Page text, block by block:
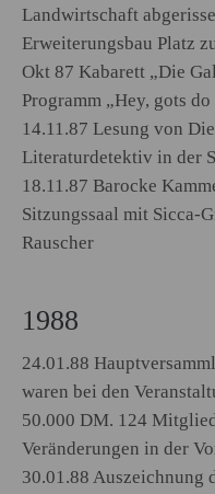
Landwirtschaft
Erweiterungsbau Platz
Okt 87 Kabarett „Die
Programm „Hey, gots
14.11.87 Lesung von
Literaturdetektiv in der
18.11.87 Barocke
Sitzungssaal mit Sicca-
Rauscher
1988
24.01.88
waren bei den
50.000 DM. 124
Veränderungen in der
30.01.88 Auszeichnung